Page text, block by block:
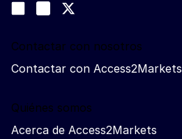
Join us on LinkedIn
Trade-Off podcast
Contactar con nosotros
Contactar con Access2Markets
Quiénes somos
Acerca de Access2Markets